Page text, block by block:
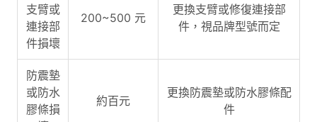
支臂或
連接部
件損壞
200~500 元
更換支臂或修復連接部
件，視品牌型號而定
防震墊
或防水
膠條損
約百元
更換防震墊或防水膠條配
件